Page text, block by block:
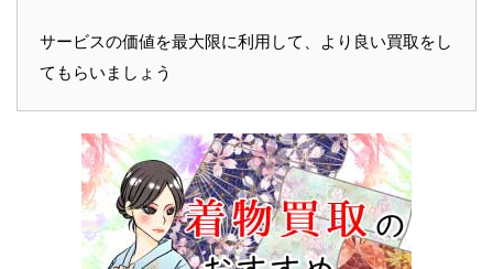
サービスの価値を最大限に利用して、より良い買取をし
てもらいましょう